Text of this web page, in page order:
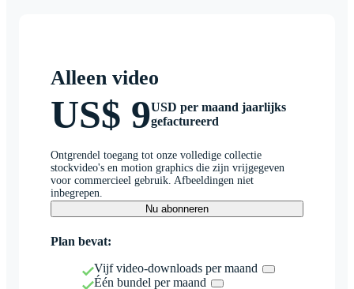
Alleen video
US$ 9USD per maand jaarlijks
gefactureerd
Ontgrendel toegang tot onze volledige collectie
stockvideo's en motion graphics die zijn vrijgegeven
voor commercieel gebruik. Afbeeldingen niet
inbegrepen.
Nu abonneren
Plan bevat:
Vijf video-downloads per maand
Één bundel per maand